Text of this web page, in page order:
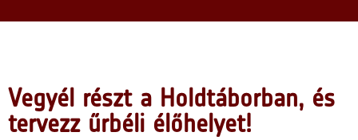
Vegyél részt a Holdtáborban, és
tervezz űrbéli élőhelyet!